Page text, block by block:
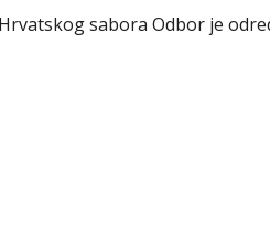
sabora Odbor je